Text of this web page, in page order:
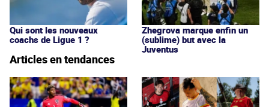
Qui sont les nouveaux
coachs de Ligue 1 ?
Zhegrova marque enfin un
(sublime) but avec la
Juventus
Articles en tendances